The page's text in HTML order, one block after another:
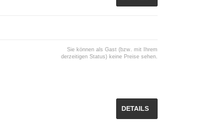
Sie können als Gast (bzw. mit Ihrem
derzeitigen Status) keine Preise sehen.
DETAILS